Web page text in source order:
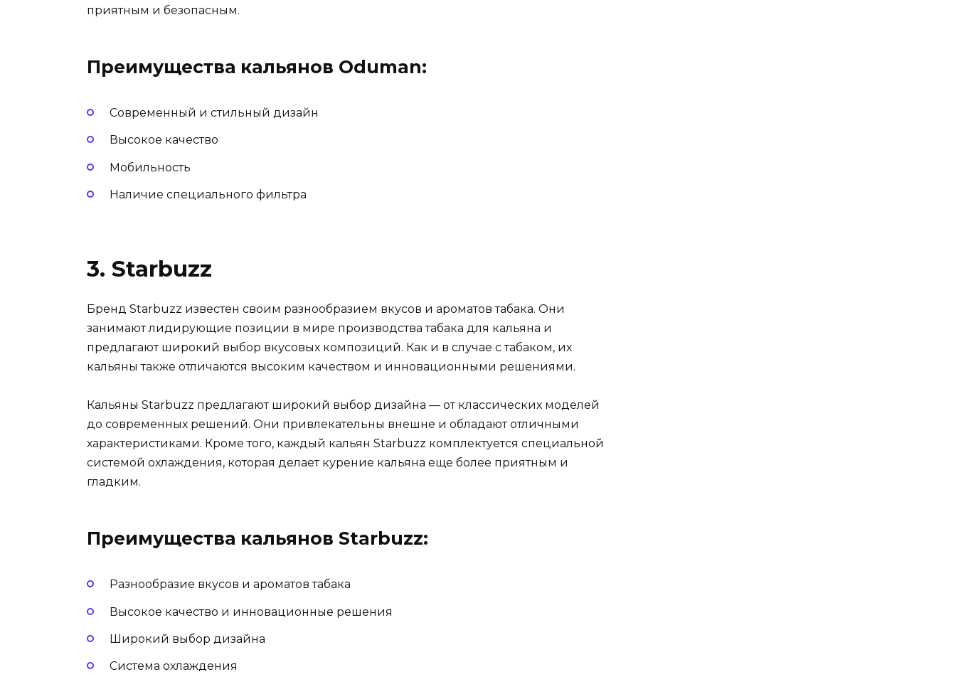
приятным и безопасным.
Преимущества кальянов Oduman:
Современный и стильный дизайн
Высокое качество
Мобильность
Наличие специального фильтра
3. Starbuzz
Бренд Starbuzz известен своим разнообразием вкусов и ароматов табака. Они
занимают лидирующие позиции в мире производства табака для кальяна и
предлагают широкий выбор вкусовых композиций. Как и в случае с табаком, их
кальяны также отличаются высоким качеством и инновационными решениями.
Кальяны Starbuzz предлагают широкий выбор дизайна — от классических моделей
до современных решений. Они привлекательны внешне и обладают отличными
характеристиками. Кроме того, каждый кальян Starbuzz комплектуется специальной
системой охлаждения, которая делает курение кальяна еще более приятным и
гладким.
Преимущества кальянов Starbuzz:
Разнообразие вкусов и ароматов табака
Высокое качество и инновационные решения
Широкий выбор дизайна
Система охлаждения